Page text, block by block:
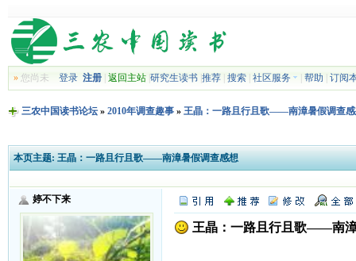
»您尚未 登录 注册| 返回主站| 研究生读书| 推荐| 搜索| 社区服务 帮助 订阅
三农中国读书论坛» 2010年调查趣事» 王晶：一路且行且歌——南漳暑假调查
本页主题: 王晶：一路且行且歌——南漳暑假调查感想
婷不下来
王晶：一路且行且歌——南